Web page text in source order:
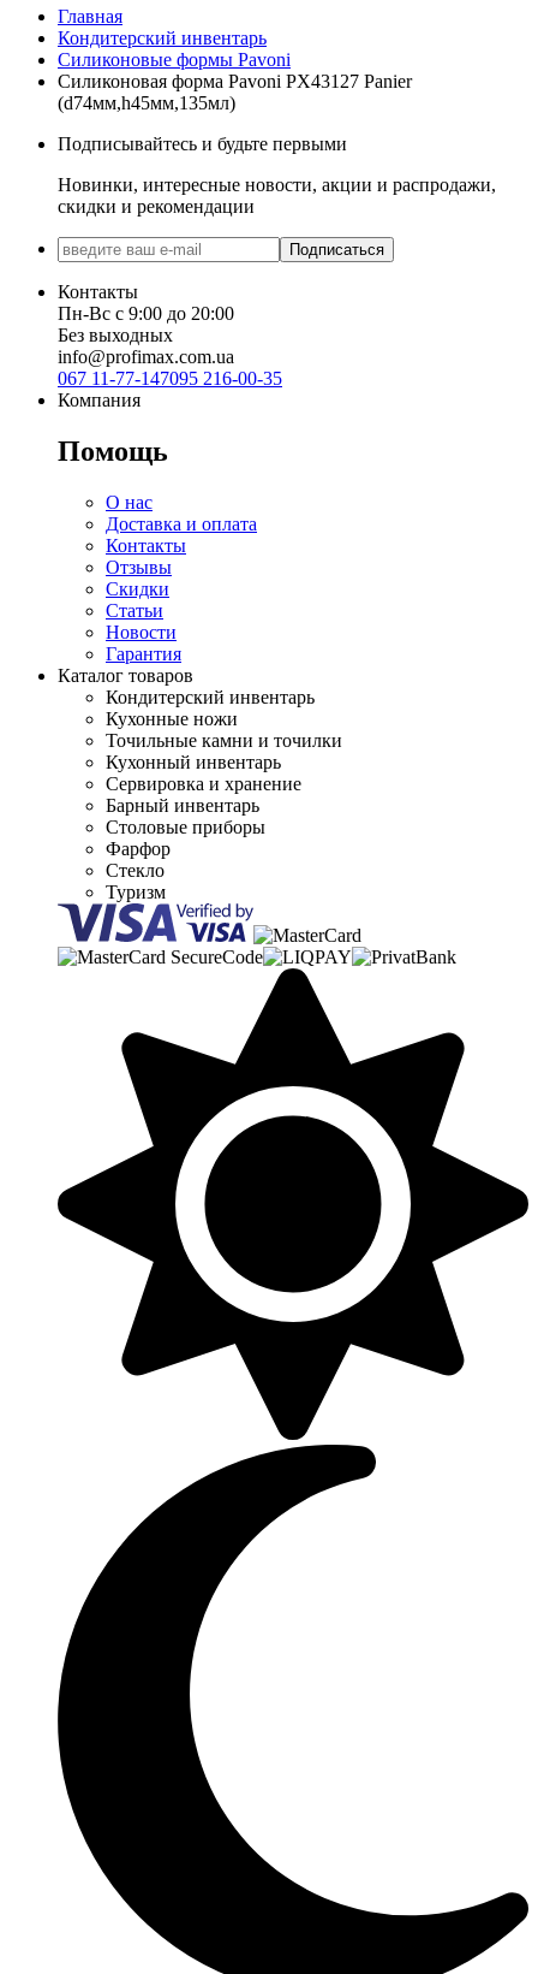
Главная
Кондитерский инвентарь
Силиконовые формы Pavoni
Силиконовая форма Pavoni PX43127 Panier
(d74мм,h45мм,135мл)
Подписывайтесь и будьте первыми
Новинки, интересные новости, акции и распродажи,
скидки и рекомендации
Подписаться
Контакты
Пн-Вс с 9:00 до 20:00
Без выходных
info@profimax.com.ua
067 11-77-147095 216-00-35
Компания
Помощь
О нас
Доставка и оплата
Контакты
Отзывы
Скидки
Статьи
Новости
Гарантия
Каталог товаров
Кондитерский инвентарь
Кухонные ножи
Точильные камни и точилки
Кухонный инвентарь
Сервировка и хранение
Барный инвентарь
Столовые приборы
Фарфор
Стекло
Туризм